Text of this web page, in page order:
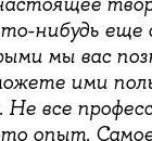
нибудь еще
мы вас
ими
Не все
опыт.